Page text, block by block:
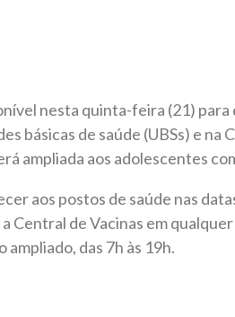
nesta quinta-feira (21) para
básicas de saúde (UBSs) e na
ampliada aos adolescentes
aos postos de saúde nas
de Vacinas em qualquer
das 7h às 19h.